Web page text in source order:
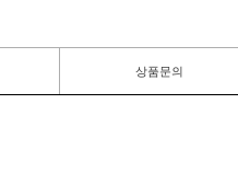
상품문의